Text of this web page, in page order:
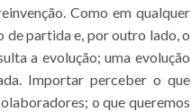
Como em qualquer
partida e, por outro lado, o
a evolução; uma evolução
Importar perceber o que
o que queremos